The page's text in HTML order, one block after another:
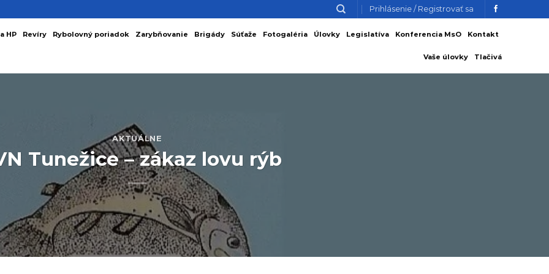
Prihlásenie / Registrovať sa
HP Revíry Rybolovný poriadok Zarybňovanie Brigády Súťaže Fotogaléria Úlovky Legislatíva Konferencia MsO Kontakt
Vaše úlovky Tlačivá
AKTUÁLNE
Tunežice – zákaz lovu rýb